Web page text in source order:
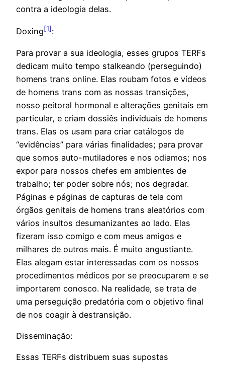
contra a ideologia delas.
Doxing[1]:
Para provar a sua ideologia, esses grupos TERFs
dedicam muito tempo stalkeando (perseguindo)
homens trans online. Elas roubam fotos e vídeos
de homens trans com as nossas transições,
nosso peitoral hormonal e alterações genitais em
particular, e criam dossiês individuais de homens
trans. Elas os usam para criar catálogos de
“evidências” para várias finalidades; para provar
que somos auto-mutiladores e nos odiamos; nos
expor para nossos chefes em ambientes de
trabalho; ter poder sobre nós; nos degradar.
Páginas e páginas de capturas de tela com
órgãos genitais de homens trans aleatórios com
vários insultos desumanizantes ao lado. Elas
fizeram isso comigo e com meus amigos e
milhares de outros mais. É muito angustiante.
Elas alegam estar interessadas com os nossos
procedimentos médicos por se preocuparem e se
importarem conosco. Na realidade, se trata de
uma perseguição predatória com o objetivo final
de nos coagir à destransição.
Disseminação:
Essas TERFs distribuem suas supostas